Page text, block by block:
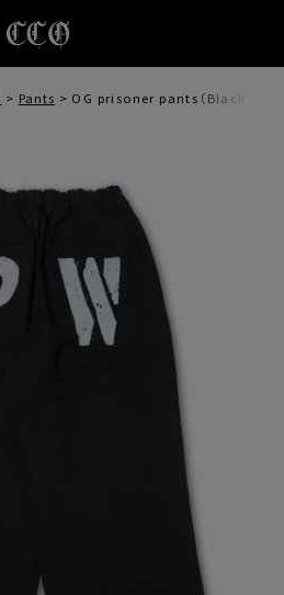
Pants OG prisoner pants（Black）